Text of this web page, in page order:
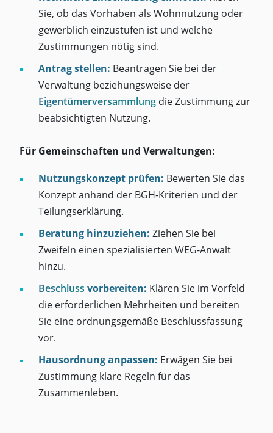
Sie, ob das Vorhaben als Wohnnutzung oder
gewerblich einzustufen ist und welche
Zustimmungen nötig sind.
Antrag stellen: Beantragen Sie bei der
Verwaltung beziehungsweise der
Eigentümerversammlung die Zustimmung zur
beabsichtigten Nutzung.
Für Gemeinschaften und Verwaltungen:
Nutzungskonzept prüfen: Bewerten Sie das
Konzept anhand der BGH-Kriterien und der
Teilungserklärung.
Beratung hinzuziehen: Ziehen Sie bei
Zweifeln einen spezialisierten WEG-Anwalt
hinzu.
Beschluss vorbereiten: Klären Sie im Vorfeld
die erforderlichen Mehrheiten und bereiten
Sie eine ordnungsgemäße Beschlussfassung
vor.
Hausordnung anpassen: Erwägen Sie bei
Zustimmung klare Regeln für das
Zusammenleben.